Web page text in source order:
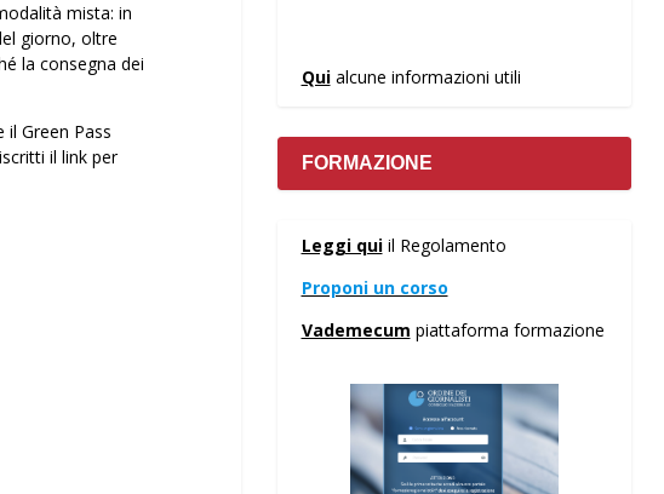
mista: in
giorno, oltre
la consegna dei
il Green Pass
il link per
Quialcune informazioni utili
FORMAZIONE
Leggi quiil Regolamento
Proponi un corso
Vademecum piattaforma formazione